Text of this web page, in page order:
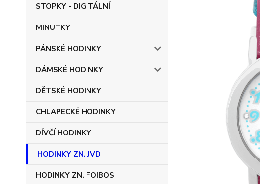
STOPKY - DIGITÁLNÍ
MINUTKY
PÁNSKÉ HODINKY
DÁMSKÉ HODINKY
DĚTSKÉ HODINKY
CHLAPECKÉ HODINKY
DÍVČÍ HODINKY
HODINKY ZN. JVD
HODINKY ZN. FOIBOS